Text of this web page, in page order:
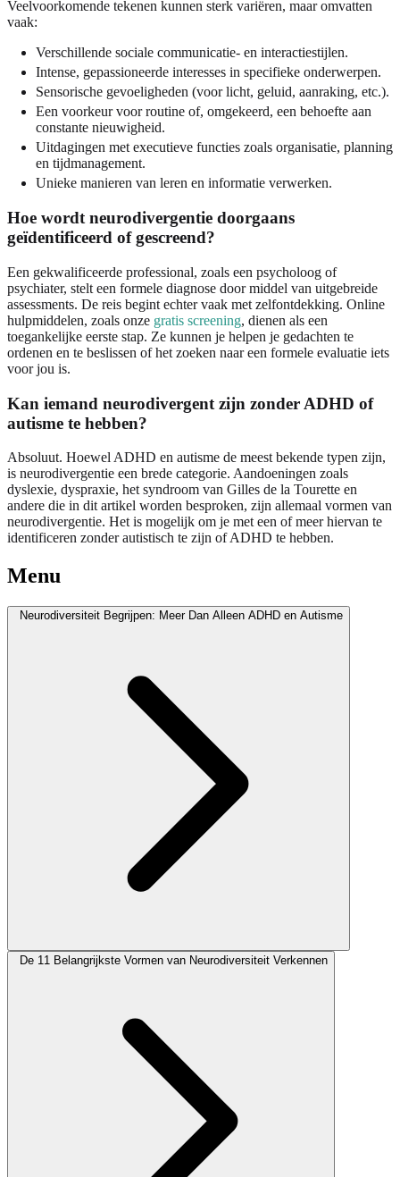
Veelvoorkomende tekenen kunnen sterk variëren, maar omvatten
vaak:
Verschillende sociale communicatie- en interactiestijlen.
Intense, gepassioneerde interesses in specifieke onderwerpen.
Sensorische gevoeligheden (voor licht, geluid, aanraking, etc.).
Een voorkeur voor routine of, omgekeerd, een behoefte aan
constante nieuwigheid.
Uitdagingen met executieve functies zoals organisatie, planning
en tijdmanagement.
Unieke manieren van leren en informatie verwerken.
Hoe wordt neurodivergentie doorgaans
geïdentificeerd of gescreend?
Een gekwalificeerde professional, zoals een psycholoog of
psychiater, stelt een formele diagnose door middel van uitgebreide
assessments. De reis begint echter vaak met zelfontdekking. Online
hulpmiddelen, zoals onze gratis screening, dienen als een
toegankelijke eerste stap. Ze kunnen je helpen je gedachten te
ordenen en te beslissen of het zoeken naar een formele evaluatie iets
voor jou is.
Kan iemand neurodivergent zijn zonder ADHD of
autisme te hebben?
Absoluut. Hoewel ADHD en autisme de meest bekende typen zijn,
is neurodivergentie een brede categorie. Aandoeningen zoals
dyslexie, dyspraxie, het syndroom van Gilles de la Tourette en
andere die in dit artikel worden besproken, zijn allemaal vormen van
neurodivergentie. Het is mogelijk om je met een of meer hiervan te
identificeren zonder autistisch te zijn of ADHD te hebben.
Menu
Neurodiversiteit Begrijpen: Meer Dan Alleen ADHD en Autisme
De 11 Belangrijkste Vormen van Neurodiversiteit Verkennen